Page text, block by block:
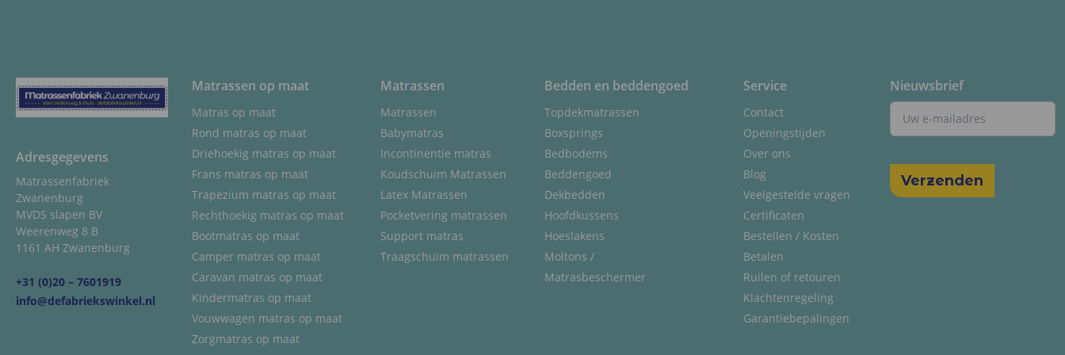
Adresgegevens
Matrassenfabriek
Zwanenburg
MVDS slapen BV
Weerenweg 8 B
1161 AH Zwanenburg
+31 (0)20 – 7601919
info@defabriekswinkel.nl
Matrassen op maat
Matras op maat
Rond matras op maat
Driehoekig matras op maat
Frans matras op maat
Trapezium matras op maat
Rechthoekig matras op maat
Bootmatras op maat
Camper matras op maat
Caravan matras op maat
Kindermatras op maat
Vouwwagen matras op maat
Zorgmatras op maat
Matrassen
Matrassen
Babymatras
Incontinentie matras
Koudschuim Matrassen
Latex Matrassen
Pocketvering matrassen
Support matras
Traagschuim matrassen
Bedden en beddengoed
Topdekmatrassen
Boxsprings
Bedbodems
Beddengoed
Dekbedden
Hoofdkussens
Hoeslakens
Moltons /
Matrasbeschermer
Service
Contact
Openingstijden
Over ons
Blog
Veelgestelde vragen
Certificaten
Bestellen / Kosten
Betalen
Ruilen of retouren
Klachtenregeling
Garantiebepalingen
Nieuwsbrief